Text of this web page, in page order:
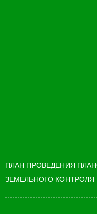
ПЛАН ПРОВЕДЕНИЯ
ЗЕМЕЛЬНОГО КОНТРОЛЯ